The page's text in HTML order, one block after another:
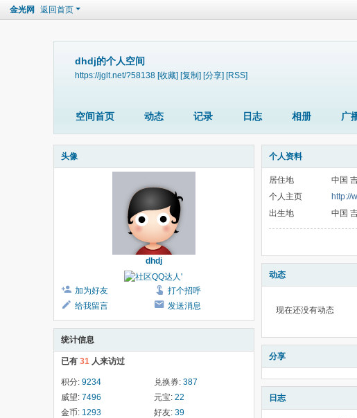
金光网 返回首页
dhdj的个人空间
https://jglt.net/?58138 [收藏] [复制] [分享] [RSS]
空间首页 动态 记录 日志 相册 广
头像
dhdj
加为好友
打个招呼
给我留言
发送消息
统计信息
已有 31 人来访过
积分: 9234 兑换券: 387
威望: 7496 元宝: 22
金币: 1293 好友: 39
个人资料
居住地
中国
个人主页
http://
出生地
中国
动态
现在还没有动态
分享
日志